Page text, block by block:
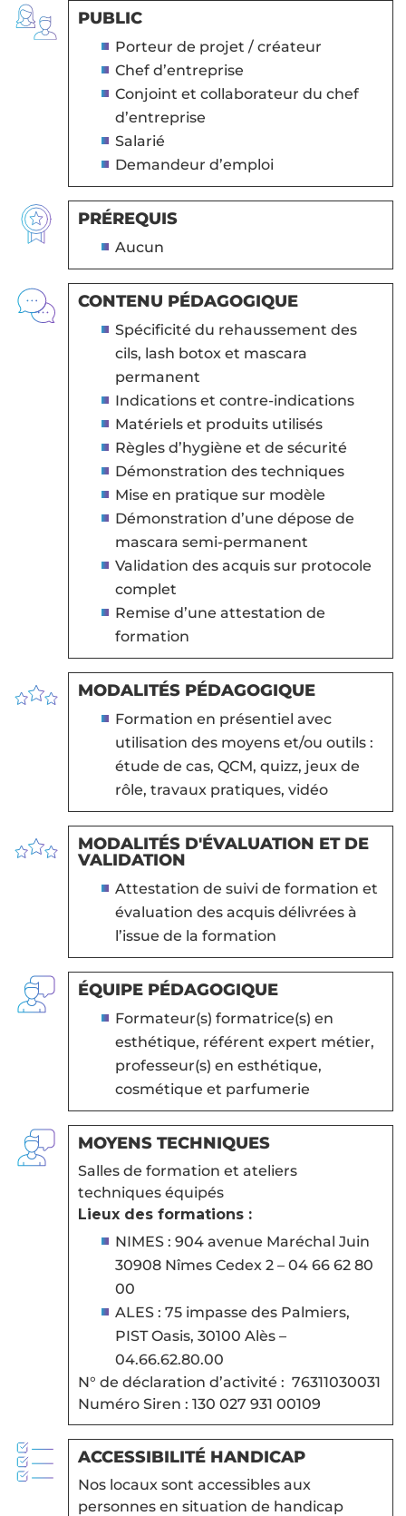
PUBLIC
Porteur de projet / créateur
Chef d’entreprise
Conjoint et collaborateur du chef
d’entreprise
Salarié
Demandeur d’emploi
PRÉREQUIS
Aucun
CONTENU PÉDAGOGIQUE
Spécificité du rehaussement des
cils, lash botox et mascara
permanent
Indications et contre-indications
Matériels et produits utilisés
Règles d’hygiène et de sécurité
Démonstration des techniques
Mise en pratique sur modèle
Démonstration d’une dépose de
mascara semi-permanent
Validation des acquis sur protocole
complet
Remise d’une attestation de
formation
MODALITÉS PÉDAGOGIQUE
Formation en présentiel avec
utilisation des moyens et/ou outils :
étude de cas, QCM, quizz, jeux de
rôle, travaux pratiques, vidéo
MODALITÉS D'ÉVALUATION ET DE
VALIDATION
Attestation de suivi de formation et
évaluation des acquis délivrées à
l’issue de la formation
ÉQUIPE PÉDAGOGIQUE
Formateur(s) formatrice(s) en
esthétique, référent expert métier,
professeur(s) en esthétique,
cosmétique et parfumerie
MOYENS TECHNIQUES
Salles de formation et ateliers
techniques équipés
Lieux des formations :
NIMES : 904 avenue Maréchal Juin
30908 Nîmes Cedex 2 – 04 66 62 80
00
ALES : 75 impasse des Palmiers,
PIST Oasis, 30100 Alès –
04.66.62.80.00
N° de déclaration d’activité : 76311030031
Numéro Siren : 130 027 931 00109
ACCESSIBILITÉ HANDICAP
Nos locaux sont accessibles aux
personnes en situation de handicap